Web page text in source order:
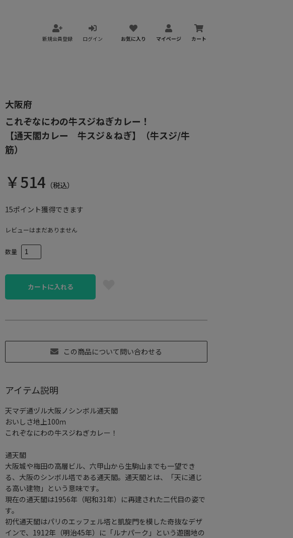
新規会員登録 ログイン お気に入り マイページ カート
大阪府
これぞなにわの牛スジねぎカレー！
【通天閣カレー 牛スジ＆ねぎ】（牛スジ/牛
筋）
￥514 （税込）
15ポイント獲得できます
レビューはまだありません
数量
カートに入れる
この商品について問い合わせる
アイテム説明
天マデ通ヅル大阪ノシンボル通天閣
おいしさ地上100ｍ
これぞなにわの牛スジねぎカレー！
通天閣
大阪城や梅田の高層ビル、六甲山から生駒山までも一望でき
る、大阪のシンボル塔である通天閣。通天閣とは、「天に通じ
る高い建物」という意味です。
現在の通天閣は1956年（昭和31年）に再建された二代目の姿で
す。
初代通天閣はパリのエッフェル塔と凱旋門を模した奇抜なデザ
インで、1912年（明治45年）に「ルナパーク」という遊園地の